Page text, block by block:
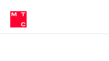
Медиа-центр
и акционерам
Устойчивое развитие
Комплаенс и деловая этика
компании